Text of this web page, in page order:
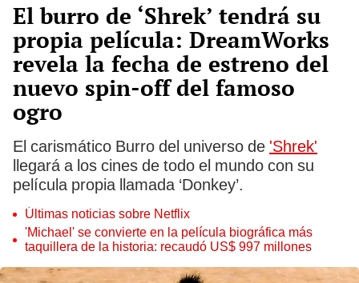
El burro de ‘Shrek’ tendrá su
propia película: DreamWorks
revela la fecha de estreno del
nuevo spin-off del famoso
ogro
El carismático Burro del universo de 'Shrek'
llegará a los cines de todo el mundo con su
película propia llamada ‘Donkey’.
Últimas noticias sobre Netflix
'Michael' se convierte en la película biográfica más
taquillera de la historia: recaudó US$ 997 millones